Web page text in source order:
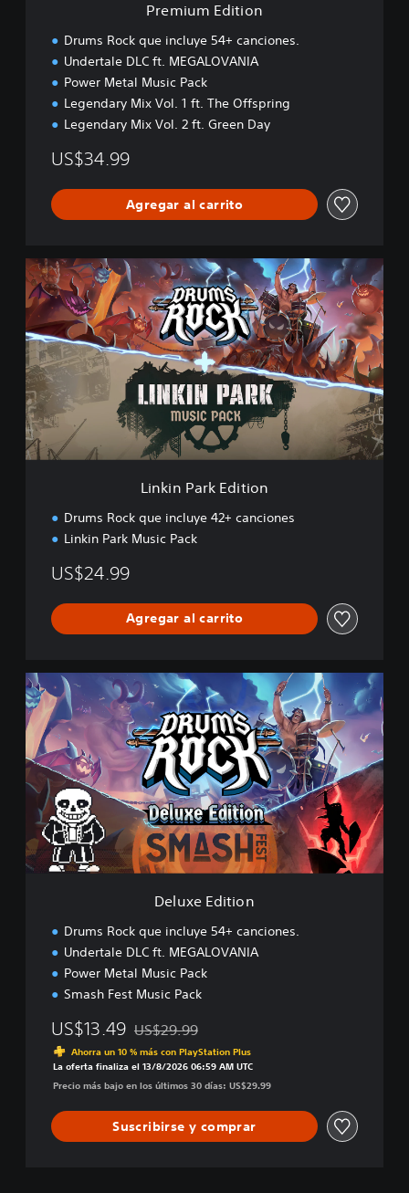
Premium Edition
Drums Rock que incluye 54+ canciones.
Undertale DLC ft. MEGALOVANIA
Power Metal Music Pack
Legendary Mix Vol. 1 ft. The Offspring
Legendary Mix Vol. 2 ft. Green Day
US$34.99
Agregar al carrito
L
i
n
k
i
n
P
a
r
k
E
d
Linkin Park Edition
Drums Rock que incluye 42+ canciones
Linkin Park Music Pack
US$24.99
Agregar al carrito
D
e
u
x
e
E
t
i
o
Deluxe Edition
Drums Rock que incluye 54+ canciones.
Undertale DLC ft. MEGALOVANIA
Power Metal Music Pack
Smash Fest Music Pack
US$13.49 Rebajado del precio original de US$29.99
US$29.99
Ahorra un 10 % más con PlayStation Plus
La oferta finaliza el 13/8/2026 06:59 AM UTC
Precio más bajo en los últimos 30 días: US$29.99
Suscribirse y comprar